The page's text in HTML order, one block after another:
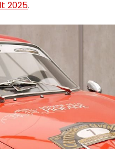
2025.